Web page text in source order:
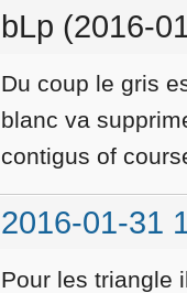
bLp (2016-
Du coup le gris
blanc va
contigus of
2016-01-31
Pour les triangle